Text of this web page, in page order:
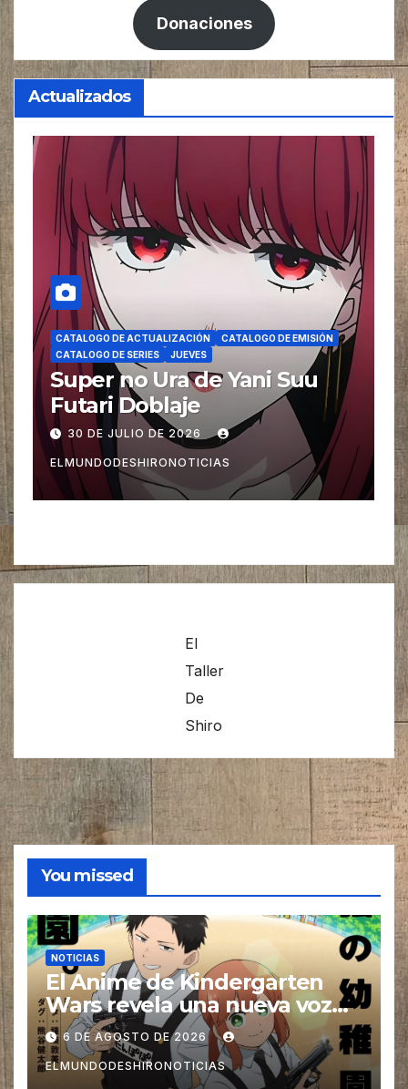
Donaciones
Actualizados
CATALOGO DE ACTUALIZACIÓN
CATALOGO DE EMISIÓN
CATALOGO DE SERIES
JUEVES
Super no Ura de Yani Suu
Futari Doblaje
30 DE JULIO DE 2026
ELMUNDODESHIRONOTICIAS
El
Taller
De
Shiro
You missed
NOTICIAS
El Anime de Kindergarten
Wars revela una nueva voz
para su elenco se estrena en
el 2027
6 DE AGOSTO DE 2026
ELMUNDODESHIRONOTICIAS